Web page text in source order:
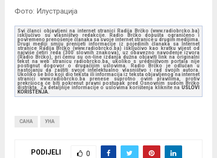
Фото: Илустрација
Svi članci objavljeni na internet stranici Radija Brčko (www.radiobrcko.ba)
isključivo su vlasništvo redakcije. Radio Brčko dopušta ograničeno i
povremeno prenošenje članaka sa svoje internet stranice u drugim medijima.
Drugi mediji smiju prenijeti informacije iz pojedinih članaka sa Internet
stranice Radija Brčko (www.radiobrcko.ba) isključivo kao kratku vijest od
najviše četiri reda (300 slovnih znakova), uz obavezno navođenje izvora
(Radio Brčko), pri čemu su on-line izdanja dužna objaviti link na originalni
tekst na web stranicu radiobrcko.ba, ukoliko s uredništvom portala nije
postignut dogovor o drugačijim uslovima. Radio Brčko je odlučan u
nastojanju da zaštiti svoje intelektualno vlasništvo i rad svojih autora.
Ukoliko se bilo koji dio teksta ili informacija iz teksta objavljenog na internet
stranici www.radiobrcko.ba prenese suprotno ovim pravilima, protiv
prekršioca će biti pokrenut pravni postupak pred Osnovnim sudom Brčko
distrikta. Za detaljnije informacije o uslovima korištenja kliknite na USLOVI
KORIŠTENJA.
САНА УНА
PODIJELI 0